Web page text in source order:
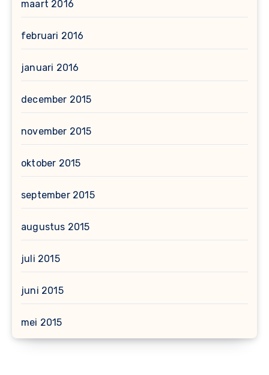
maart 2016
februari 2016
januari 2016
december 2015
november 2015
oktober 2015
september 2015
augustus 2015
juli 2015
juni 2015
mei 2015